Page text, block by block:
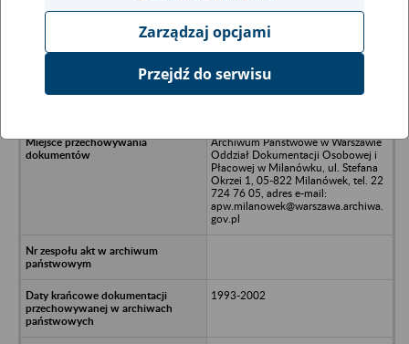
Ukryj wszystkie pozycje bazy
Pabianka-Gramasz S.A., Skawina, ul.
Archiwum Państwowe w Warszawie
Oddział Dokumentacji Osobowej i
Płacowej w Milanówku, ul. Stefana
Okrzei 1, 05-822 Milanówek, tel. 22
724 76 05, adres e-mail:
apw.milanowek@warszawa.archiwa.
gov.pl
1993-2002
Zarządzaj opcjami
Przejdź do serwisu